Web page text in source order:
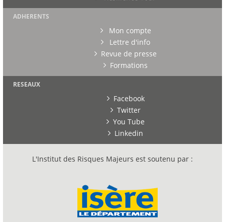
ADHERENTS
Mon compte
Lettre d'info
Revue de presse
Formations
RESEAUX
Facebook
Twitter
You Tube
Linkedin
L'Institut des Risques Majeurs est soutenu par :